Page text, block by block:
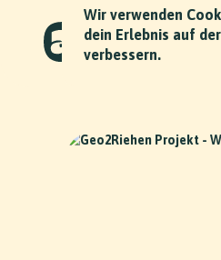
Wir verwenden
dein Erlebnis auf
verbessern.